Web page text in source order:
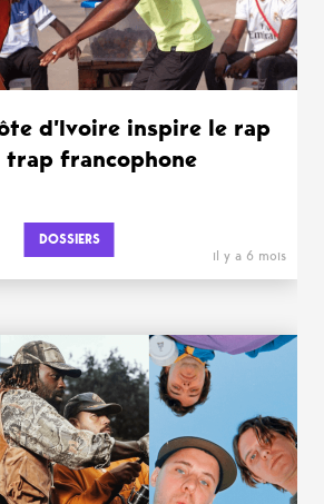
d’Ivoire inspire le rap
trap francophone
DOSSIERS
il y a 6 mois